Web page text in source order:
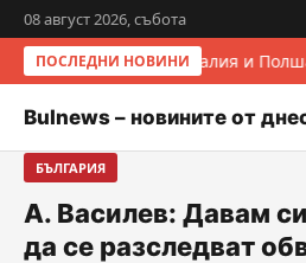
08 август 2026, събота
ПОСЛЕДНИ НОВИНИИталия и
Bulnews – новините от
БЪЛГАРИЯ
А. Василев: Давам
да се разследват